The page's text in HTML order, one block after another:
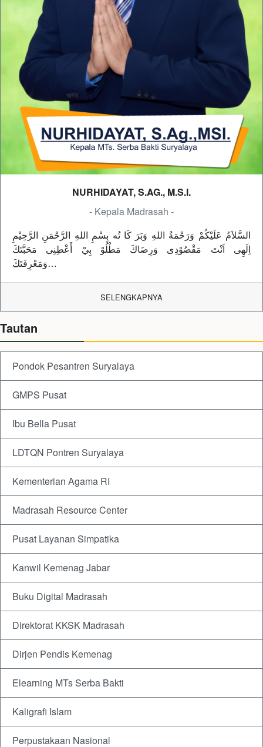
NURHIDAYAT, S.AG., M.S.I.
- Kepala Madrasah -
السَّلاَمُ عَلَيْكُمْ وَرَحْمَةُ اللهِ وَبَرَ كَا تُه بِسْمِ اللهِ الرَّحْمَنِ الرَّحِيْمِ
اِلَهِى اَنْتَ مَقْصُوْدِى وَرِضَاكَ مَطْلُوْ بِيْ أَعْطِنِى مَحَبَّتَكَ
وَمَعْرِفَتَكَ…
SELENGKAPNYA
Tautan
Pondok Pesantren Suryalaya
GMPS Pusat
Ibu Bella Pusat
LDTQN Pontren Suryalaya
Kementerian Agama RI
Madrasah Resource Center
Pusat Layanan Simpatika
Kanwil Kemenag Jabar
Buku Digital Madrasah
Direktorat KKSK Madrasah
Dirjen Pendis Kemenag
Elearning MTs Serba Bakti
Kaligrafi Islam
Perpustakaan Nasional